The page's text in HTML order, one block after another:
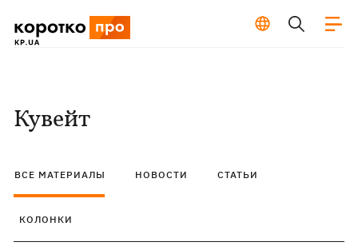
Кувейт
ВСЕ МАТЕРИАЛЫ НОВОСТИ СТАТЬИ
КОЛОНКИ